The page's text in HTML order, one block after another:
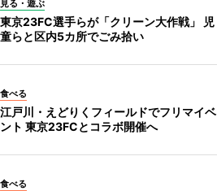
見る・遊ぶ
東京23FC選手らが「クリーン大作戦」 児
童らと区内5カ所でごみ拾い
食べる
江戸川・えどりくフィールドでフリマイベ
ント 東京23FCとコラボ開催へ
食べる